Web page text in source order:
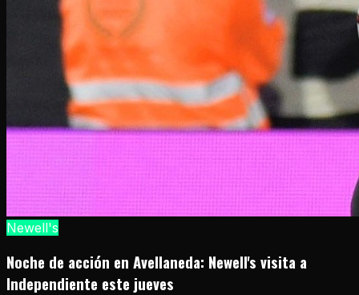
Newell's
Noche de acción en Avellaneda: Newell's visita a
Independiente este jueves